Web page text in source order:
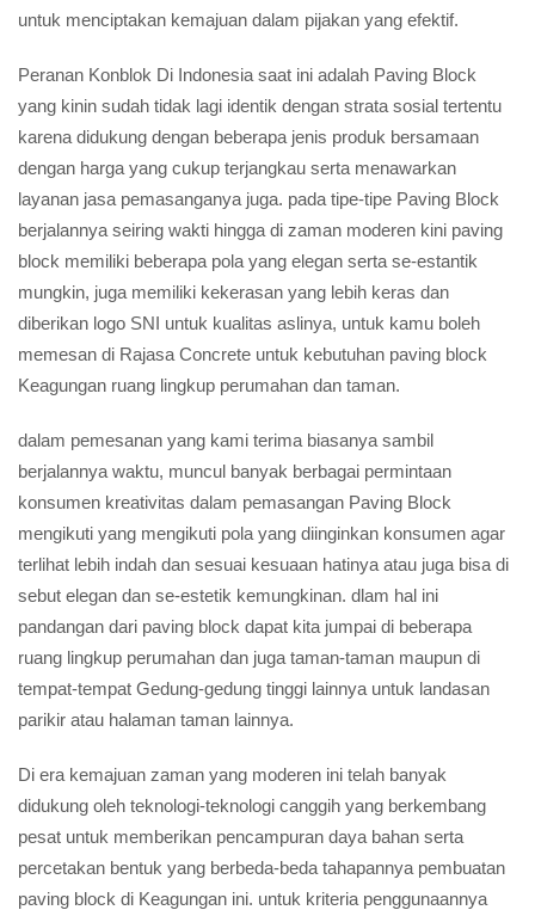
untuk menciptakan kemajuan dalam pijakan yang efektif.
Peranan Konblok Di Indonesia saat ini adalah Paving Block
yang kinin sudah tidak lagi identik dengan strata sosial tertentu
karena didukung dengan beberapa jenis produk bersamaan
dengan harga yang cukup terjangkau serta menawarkan
layanan jasa pemasanganya juga. pada tipe-tipe Paving Block
berjalannya seiring wakti hingga di zaman moderen kini paving
block memiliki beberapa pola yang elegan serta se-estantik
mungkin, juga memiliki kekerasan yang lebih keras dan
diberikan logo SNI untuk kualitas aslinya, untuk kamu boleh
memesan di Rajasa Concrete untuk kebutuhan paving block
Keagungan ruang lingkup perumahan dan taman.
dalam pemesanan yang kami terima biasanya sambil
berjalannya waktu, muncul banyak berbagai permintaan
konsumen kreativitas dalam pemasangan Paving Block
mengikuti yang mengikuti pola yang diinginkan konsumen agar
terlihat lebih indah dan sesuai kesuaan hatinya atau juga bisa di
sebut elegan dan se-estetik kemungkinan. dlam hal ini
pandangan dari paving block dapat kita jumpai di beberapa
ruang lingkup perumahan dan juga taman-taman maupun di
tempat-tempat Gedung-gedung tinggi lainnya untuk landasan
parikir atau halaman taman lainnya.
Di era kemajuan zaman yang moderen ini telah banyak
didukung oleh teknologi-teknologi canggih yang berkembang
pesat untuk memberikan pencampuran daya bahan serta
percetakan bentuk yang berbeda-beda tahapannya pembuatan
paving block di Keagungan ini. untuk kriteria penggunaannya